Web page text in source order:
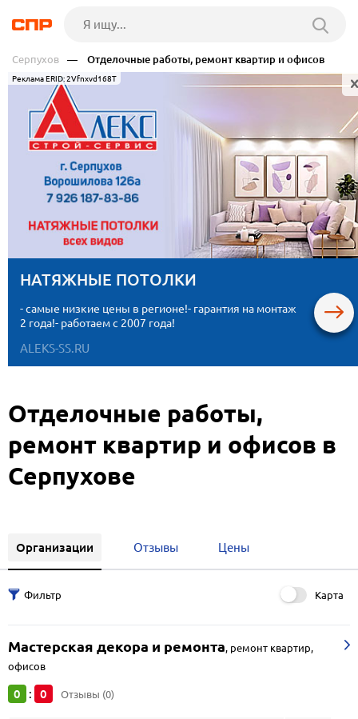
Серпухов — Отделочные работы, ремонт квартир и офисов
Реклама ERID: 2Vfnxvd168T
НАТЯЖНЫЕ ПОТОЛКИ
- самые низкие цены в регионе!- гарантия на монтаж
2 года!- работаем с 2007 года!
ALEKS-SS.RU
Отделочные работы,
ремонт квартир и офисов в
Серпухове
Организации Отзывы Цены
Карта
Мастерская декора и ремонта, ремонт квартир,
офисов
0 : 0 Отзывы (0)